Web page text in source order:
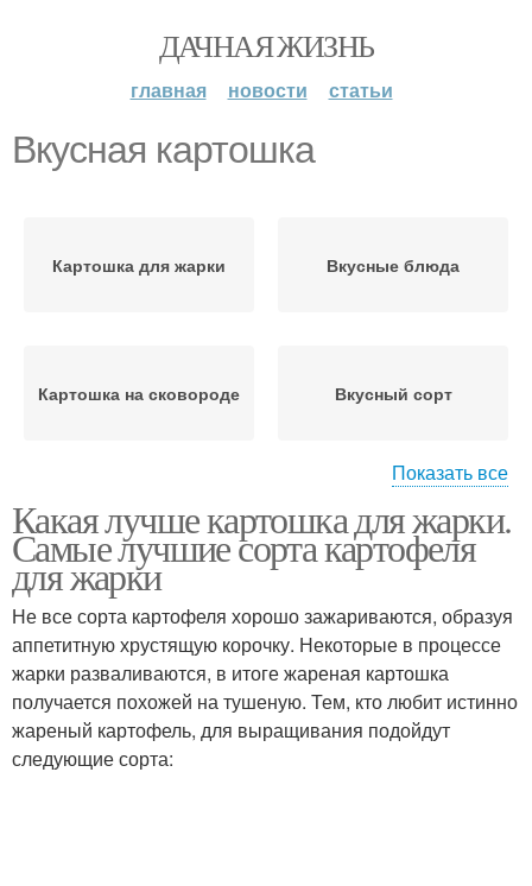
ДАЧНАЯ ЖИЗНЬ
главная новости статьи
Вкусная картошка
Картошка для жарки Вкусные блюда
Картошка на сковороде Вкусный сорт
Белорусская картошка Рассыпчатая картошка
Показать все
Какая лучше картошка для жарки.
Самые лучшие сорта картофеля
для жарки
Не все сорта картофеля хорошо зажариваются, образуя
аппетитную хрустящую корочку. Некоторые в процессе
жарки разваливаются, в итоге жареная картошка
получается похожей на тушеную. Тем, кто любит истинно
жареный картофель, для выращивания подойдут
следующие сорта: